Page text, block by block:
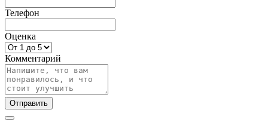
Телефон
Оценка
Комментарий
Отправить